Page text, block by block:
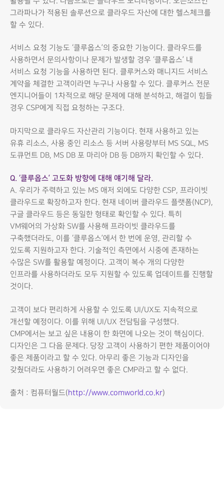
그라파나가 적용된 솔루션으로 클라우드 자산에 대한 헬스체크를
할 수 있다.
서비스 요청 기능도 ‘클루옵스’의 중요한 기능이다. 클라우드를
사용하면서 문의사항이나 문제가 발생할 경우 ‘클루옵스’ 내
서비스 요청 기능을 사용하면 된다. 클루커스와 매니지드 서비스
계약을 체결한 고객이라면 누구나 사용할 수 있다. 클루커스 전문
엔지니어들이 1차적으로 해당 문제에 대해 분석하고, 해결이 힘들
경우 CSP에게 직접 요청하는 구조다.
마지막으로 클라우드 자산관리 기능이다. 현재 사용하고 있는
유휴 리소스, 사용 중인 리소스 등 서버 사용량부터 MS SQL, MS
도큐먼트 DB, MS DB 포 마리아 DB 등 DB까지 확인할 수 있다.
Q. ‘클루옵스’ 고도화 방향에 대해 얘기해 달라.
A. 우리가 주력하고 있는 MS 애저 외에도 다양한 CSP, 프라이빗
클라우드로 확장하고자 한다. 현재 네이버 클라우드 플랫폼(NCP),
구글 클라우드 등은 동일한 형태로 확인할 수 있다. 특히
VM웨어의 가상화 SW를 사용해 프라이빗 클라우드를
구축했더라도, 이를 ‘클루옵스’에서 한 번에 운영, 관리할 수
있도록 지원하고자 한다. 기술적인 측면에서 시중에 존재하는
수많은 SW를 활용할 예정이다. 고객이 복수 개의 다양한
인프라를 사용하더라도 모두 지원할 수 있도록 업데이트를 진행할
것이다.
고객이 보다 편리하게 사용할 수 있도록 UI/UX도 지속적으로
개선할 예정이다. 이를 위해 UI/UX 전담팀을 구성했다.
CMP에서는 보고 싶은 내용이 한 화면에 나오는 것이 핵심이다.
디자인은 그 다음 문제다. 당장 고객이 사용하기 편한 제품이어야
좋은 제품이라고 할 수 있다. 아무리 좋은 기능과 디자인을
갖췄더라도 사용하기 어려우면 좋은 CMP라고 할 수 없다.
출처 : 컴퓨터월드(http://www.comworld.co.kr)